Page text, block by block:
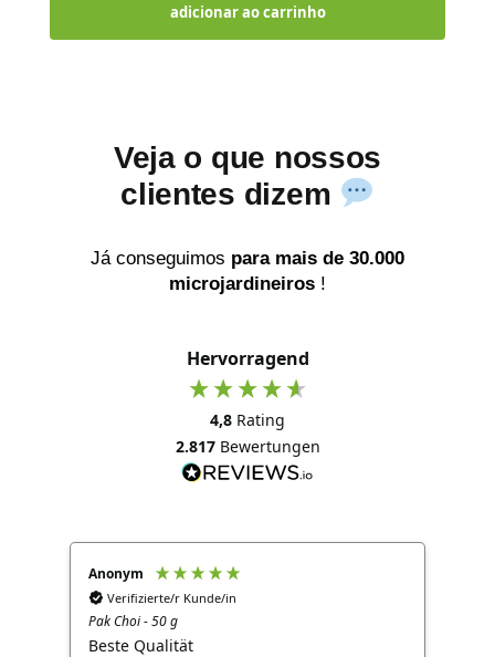
adicionar ao carrinho
Veja o que nossos
clientes dizem
Já conseguimos para mais de 30.000
microjardineiros !
Hervorragend
4,8 Rating
2.817 Bewertungen
Anonym
Verifizierte/r Kunde/in
Pak Choi - 50 g
Beste Qualität